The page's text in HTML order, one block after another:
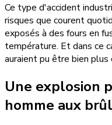
Ce type d'accident
risques que courent
exposés à des fours en
température. Et dans ce
auraient pu être bien plus
Une explosion
homme aux